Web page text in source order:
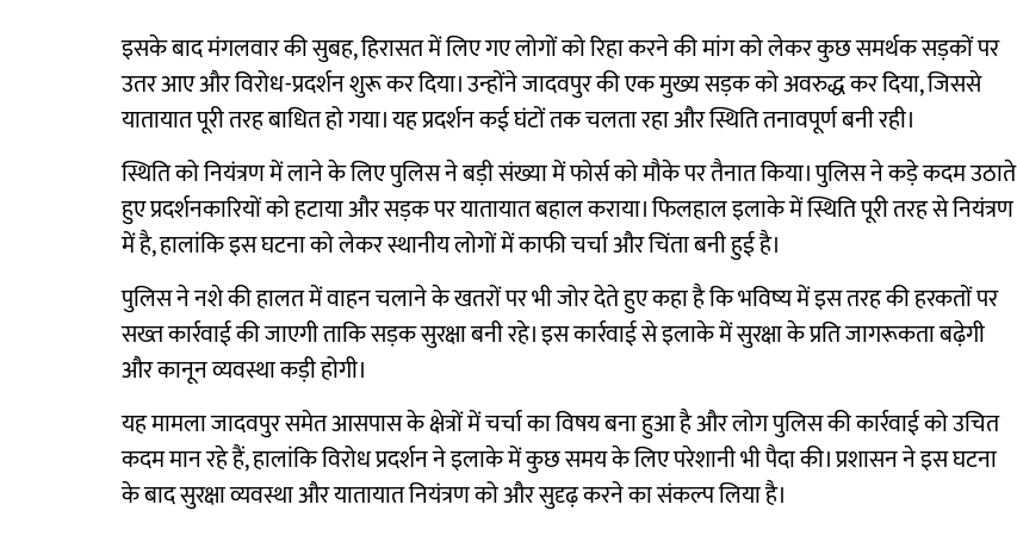
इसके बाद मंगलवार की सुबह, हिरासत में लिए गए लोगों को रिहा करने की मांग को लेकर कुछ समर्थक सड़कों पर
उतर आए और विरोध-प्रदर्शन शुरू कर दिया। उन्होंने जादवपुर की एक मुख्य सड़क को अवरुद्ध कर दिया, जिससे
यातायात पूरी तरह बाधित हो गया। यह प्रदर्शन कई घंटों तक चलता रहा और स्थिति तनावपूर्ण बनी रही।
स्थिति को नियंत्रण में लाने के लिए पुलिस ने बड़ी संख्या में फोर्स को मौके पर तैनात किया। पुलिस ने कड़े कदम उठाते
हुए प्रदर्शनकारियों को हटाया और सड़क पर यातायात बहाल कराया। फिलहाल इलाके में स्थिति पूरी तरह से नियंत्रण
में है, हालांकि इस घटना को लेकर स्थानीय लोगों में काफी चर्चा और चिंता बनी हुई है।
पुलिस ने नशे की हालत में वाहन चलाने के खतरों पर भी जोर देते हुए कहा है कि भविष्य में इस तरह की हरकतों पर
सख्त कार्रवाई की जाएगी ताकि सड़क सुरक्षा बनी रहे। इस कार्रवाई से इलाके में सुरक्षा के प्रति जागरूकता बढ़ेगी
और कानून व्यवस्था कड़ी होगी।
यह मामला जादवपुर समेत आसपास के क्षेत्रों में चर्चा का विषय बना हुआ है और लोग पुलिस की कार्रवाई को उचित
कदम मान रहे हैं, हालांकि विरोध प्रदर्शन ने इलाके में कुछ समय के लिए परेशानी भी पैदा की। प्रशासन ने इस घटना
के बाद सुरक्षा व्यवस्था और यातायात नियंत्रण को और सुदृढ़ करने का संकल्प लिया है।